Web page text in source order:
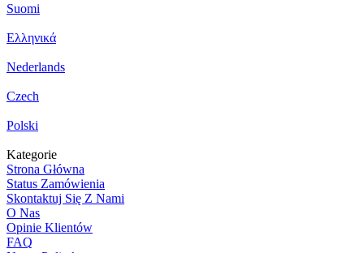
Suomi
Ελληνικά
Nederlands
Czech
Polski
Kategorie
Strona Główna
Status Zamówienia
Skontaktuj Się Z Nami
O Nas
Opinie Klientów
FAQ